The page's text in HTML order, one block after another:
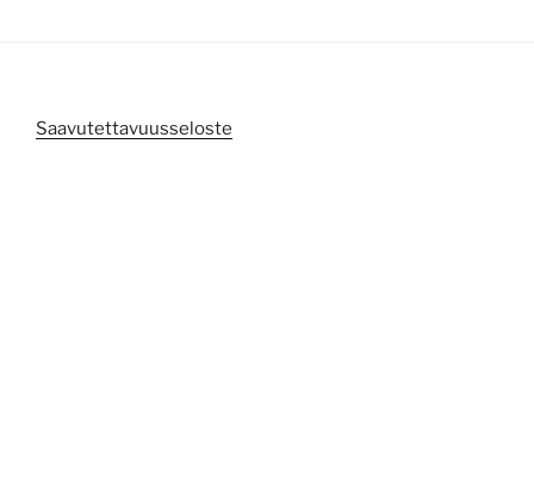
Saavutettavuusseloste